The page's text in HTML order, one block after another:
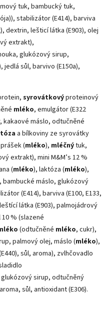
tuk, bambucký tuk,
stabilizátor (E414), barviva
dextrin, lešticí látka (E903), olej
extrakt),
glukózový sirup,
sůl, barvivo (E150a),
syrovátkovýproteinový
mléko, emulgátor (E322
kakaové máslo, odtučněné
a bílkoviny ze syrovátky
(mléko), mléčnýtuk,
extrakt), mini M&M’s 12 %
(mléko), laktóza (mléko),
máslo, glukózový
(E414), barviva (E100, E133,
látka (E903), palmojádrový
% (slazené
(odtučněné mléko, cukr),
palmový olej, máslo (mléko),
sůl, aroma), zvlhčovadlo
sirup, odtučněný
sůl, antioxidant (E306).